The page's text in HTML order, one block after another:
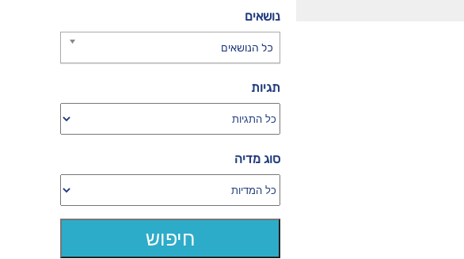
נושאים
כל הנושאים
תגיות
סוג מדיה